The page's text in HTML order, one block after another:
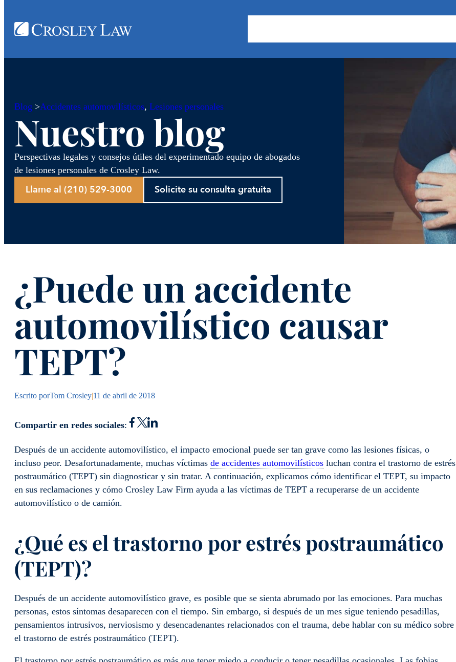
Blog >Accidentes automovilísticos, Lesiones personales
Nuestro blog
Perspectivas legales y consejos útiles del experimentado equipo de abogados
de lesiones personales de Crosley Law.
Llame al (210) 529-3000 Solicite su consulta gratuita
¿Puede un accidente
automovilístico causar
TEPT?
Escrito porTom Crosley|11 de abril de 2018
Compartir en redes sociales:
Después de un accidente automovilístico, el impacto emocional puede ser tan grave como las lesiones físicas, o
incluso peor. Desafortunadamente, muchas víctimas de accidentes automovilísticos luchan contra el trastorno de estrés
postraumático (TEPT) sin diagnosticar y sin tratar. A continuación, explicamos cómo identificar el TEPT, su impacto
en sus reclamaciones y cómo Crosley Law Firm ayuda a las víctimas de TEPT a recuperarse de un accidente
automovilístico o de camión.
¿Qué es el trastorno por estrés postraumático
(TEPT)?
Después de un accidente automovilístico grave, es posible que se sienta abrumado por las emociones. Para muchas
personas, estos síntomas desaparecen con el tiempo. Sin embargo, si después de un mes sigue teniendo pesadillas,
pensamientos intrusivos, nerviosismo y desencadenantes relacionados con el trauma, debe hablar con su médico sobre
el trastorno de estrés postraumático (TEPT).